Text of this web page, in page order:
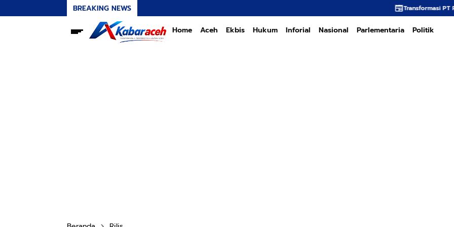
BREAKING NEWS Transformasi PT PEMA
Home Aceh Ekbis Hukum Inforial Nasional Parlementaria Politik